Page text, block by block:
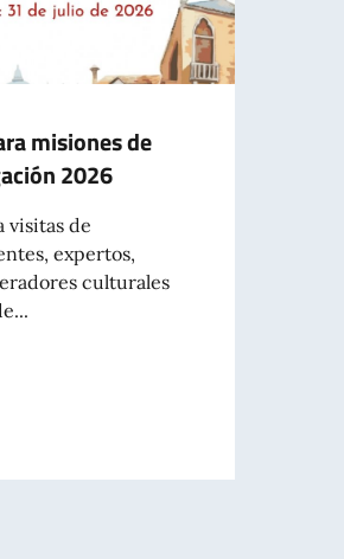
misiones de
2026
visitas de
expertos,
culturales
misiones de estudio e investigación 2026